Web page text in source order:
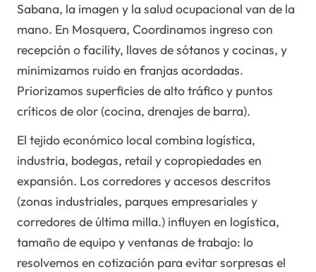
Sabana, la imagen y la salud ocupacional van de la
mano. En Mosquera, Coordinamos ingreso con
recepción o facility, llaves de sótanos y cocinas, y
minimizamos ruido en franjas acordadas.
Priorizamos superficies de alto tráfico y puntos
críticos de olor (cocina, drenajes de barra).
El tejido económico local combina logística,
industria, bodegas, retail y copropiedades en
expansión. Los corredores y accesos descritos
(zonas industriales, parques empresariales y
corredores de última milla.) influyen en logística,
tamaño de equipo y ventanas de trabajo: lo
resolvemos en cotización para evitar sorpresas el